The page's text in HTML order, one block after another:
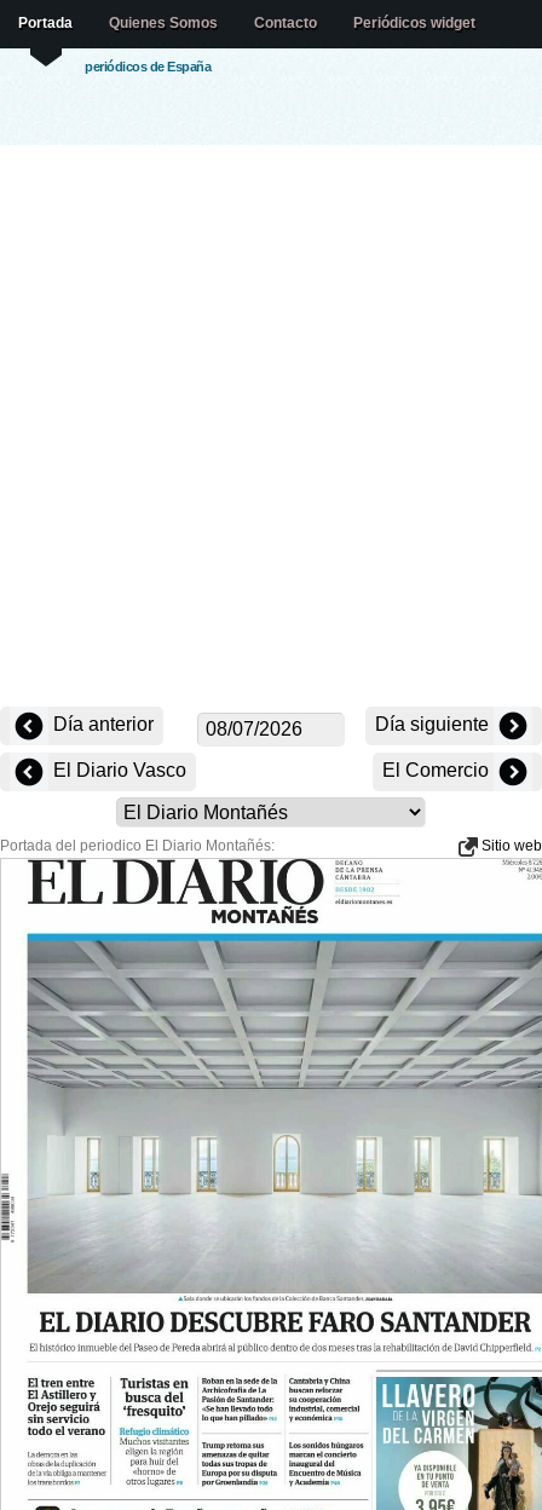
periódicos de España
Portada Quienes Somos Contacto Periódicos widget
Día anterior Día siguiente
El Diario Vasco El Comercio
Portada del periodico El Diario Montañés: Sitio web